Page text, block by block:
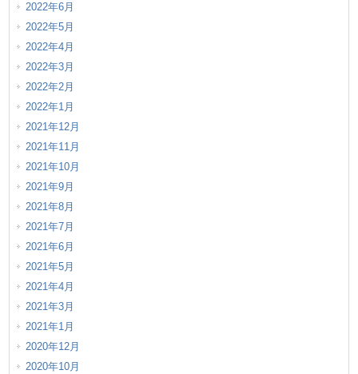
2022年6月
2022年5月
2022年4月
2022年3月
2022年2月
2022年1月
2021年12月
2021年11月
2021年10月
2021年9月
2021年8月
2021年7月
2021年6月
2021年5月
2021年4月
2021年3月
2021年1月
2020年12月
2020年10月